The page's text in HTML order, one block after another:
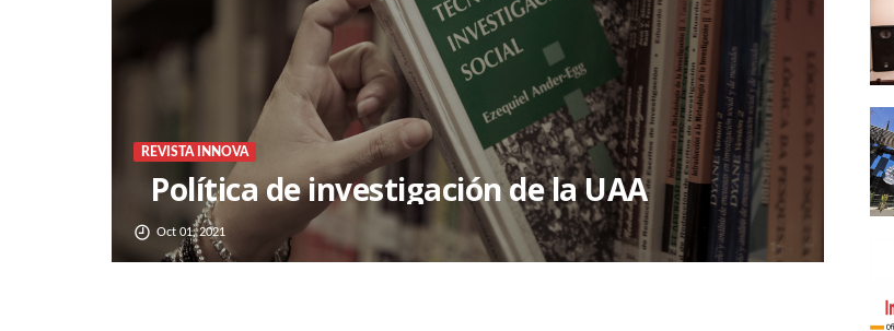
REVISTA INNOVA
Política de investigación de la UAA
Oct 01, 2021